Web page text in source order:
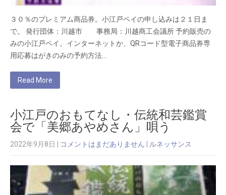
３０％のプレミアム商品券。小江戸ペイの申し込みは２１日ま
で。 発行団体：川越市 事務局：川越商工会議所 予約販売の
みの小江戸ペイ。インターネットか、QRコード型電子商品券専
用応募はがきのみの予約方法…
Read More
小江戸のおもてなし・伝統和芸鑑賞
会で「美郷あやめさん」唄う
2022年9月8日 コメントはまだありません ルネッサンス